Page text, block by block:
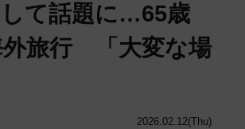
2026.02.12(Thu)
て話題に…65歳
外旅行 「大変な場